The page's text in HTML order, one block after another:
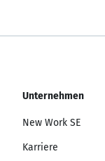
Unternehmen
New Work SE
Karriere